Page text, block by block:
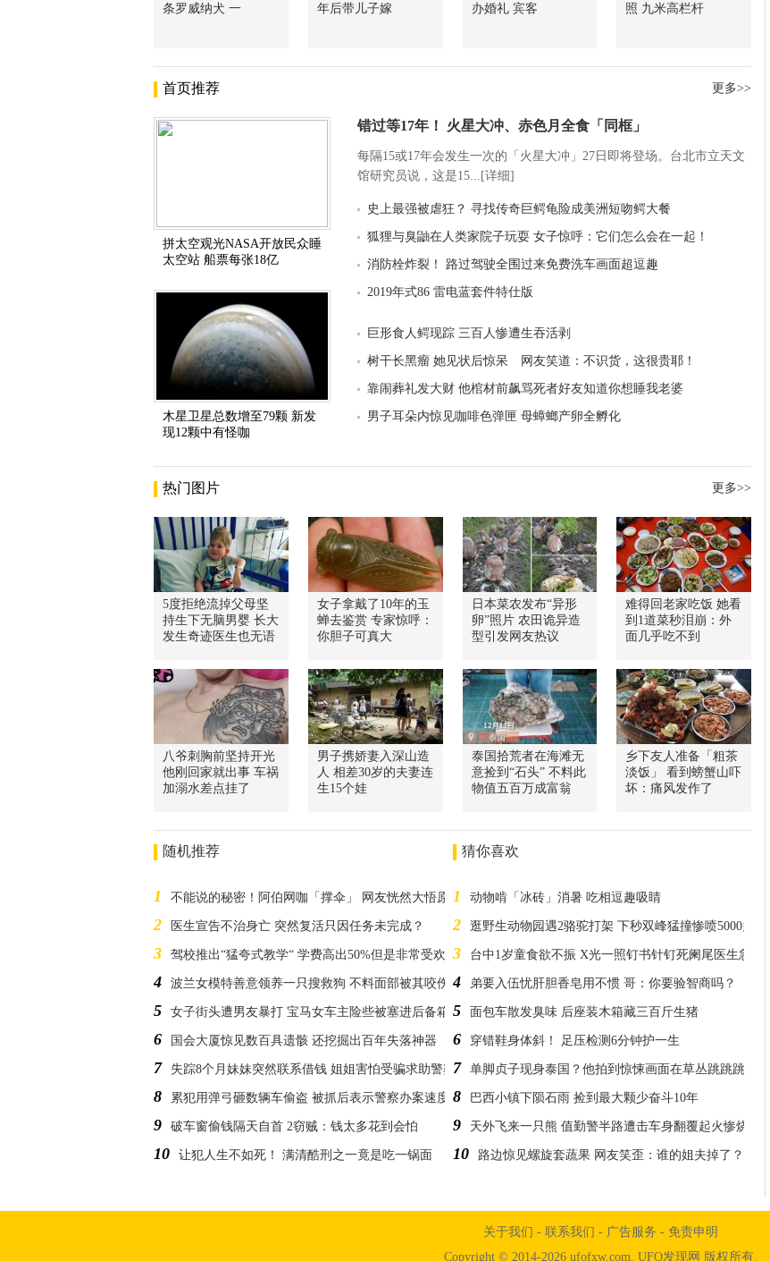
条罗威纳犬 一
年后带儿子嫁
办婚礼 宾客
照 九米高栏杆
首页推荐 更多>>
拼太空观光NASA开放民众睡
太空站 船票每张18亿
木星卫星总数增至79颗 新发
现12颗中有怪咖
错过等17年！ 火星大冲、赤色月全食「同框」
每隔15或17年会发生一次的「火星大冲」27日即将登场。台北市立天文
馆研究员说，这是15...[详细]
史上最强被虐狂？ 寻找传奇巨鳄龟险成美洲短吻鳄大餐
狐狸与臭鼬在人类家院子玩耍 女子惊呼：它们怎么会在一起！
消防栓炸裂！ 路过驾驶全围过来免费洗车画面超逗趣
2019年式86 雷电蓝套件特仕版
巨形食人鳄现踪 三百人惨遭生吞活剥
树干长黑瘤 她见状后惊呆 网友笑道：不识货，这很贵耶！
靠闹葬礼发大财 他棺材前飙骂死者好友知道你想睡我老婆
男子耳朵内惊见咖啡色弹匣 母蟑螂产卵全孵化
热门图片 更多>>
5度拒绝流掉父母坚
持生下无脑男婴 长大
发生奇迹医生也无语
女子拿戴了10年的玉
蝉去鉴赏 专家惊呼：
你胆子可真大
日本菜农发布“异形
卵”照片 农田诡异造
型引发网友热议
难得回老家吃饭 她看
到1道菜秒泪崩：外
面几乎吃不到
八爷刺胸前坚持开光
他刚回家就出事 车祸
加溺水差点挂了
男子携娇妻入深山造
人 相差30岁的夫妻连
生15个娃
泰国拾荒者在海滩无
意捡到“石头” 不料此
物值五百万成富翁
乡下友人准备「粗茶
淡饭」 看到螃蟹山吓
坏：痛风发作了
随机推荐
1 不能说的秘密！阿伯网咖「撑伞」 网友恍然大悟原来是这样
2 医生宣告不治身亡 突然复活只因任务未完成？
3 驾校推出“猛夸式教学“ 学费高出50%但是非常受欢迎
4 波兰女模特善意领养一只搜救狗 不料面部被其咬伤险成独眼龙
5 女子街头遭男友暴打 宝马女车主险些被塞进后备箱
6 国会大厦惊见数百具遗骸 还挖掘出百年失落神器
7 失踪8个月妹妹突然联系借钱 姐姐害怕受骗求助警察
8 累犯用弹弓砸数辆车偷盗 被抓后表示警察办案速度真快
9 破车窗偷钱隔天自首 2窃贼：钱太多花到会怕
10 让犯人生不如死！ 满清酷刑之一竟是吃一锅面
猜你喜欢
1 动物啃「冰砖」消暑 吃相逗趣吸睛
2 逛野生动物园遇2骆驼打架 下秒双峰猛撞惨喷5000多元
3 台中1岁童食欲不振 X光一照钉书针钉死阑尾医生急开刀
4 弟要入伍忧肝胆香皂用不惯 哥：你要验智商吗？
5 面包车散发臭味 后座装木箱藏三百斤生猪
6 穿错鞋身体斜！ 足压检测6分钟护一生
7 单脚贞子现身泰国？他拍到惊悚画面在草丛跳跳跳
8 巴西小镇下陨石雨 捡到最大颗少奋斗10年
9 天外飞来一只熊 值勤警半路遭击车身翻覆起火惨烧毁
10 路边惊见螺旋套蔬果 网友笑歪：谁的姐夫掉了？
关于我们 - 联系我们 - 广告服务 - 免责申明
Copyright © 2014-2026 ufofxw.com. UFO发现网 版权所有.